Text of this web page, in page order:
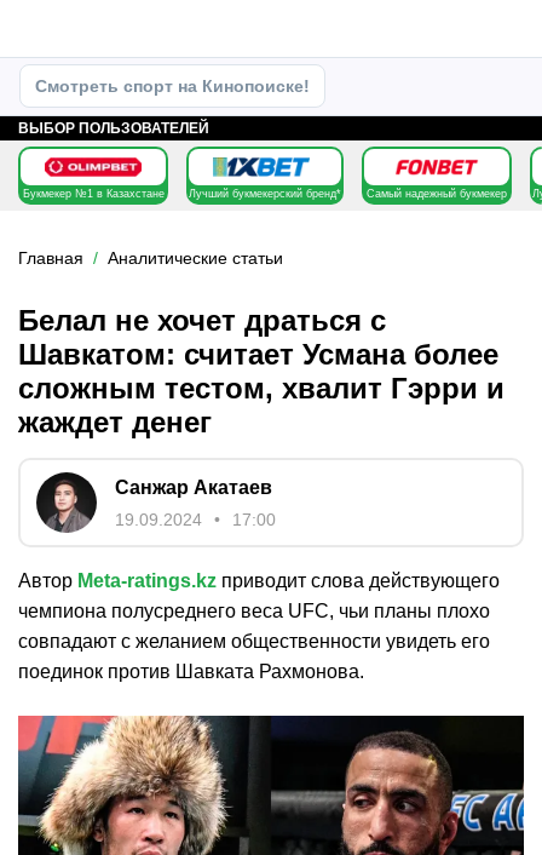
Смотреть спорт на Кинопоиске!
ВЫБОР ПОЛЬЗОВАТЕЛЕЙ
Букмекер №1 в Казахстане Лучший букмекерский бренд* Самый надежный букмекер
Главная Аналитические статьи
Белал не хочет драться с
Шавкатом: считает Усмана более
сложным тестом, хвалит Гэрри и
жаждет денег
Санжар Акатаев
19.09.2024 17:00
Автор Meta-ratings.kz приводит слова действующего
чемпиона полусреднего веса UFС, чьи планы плохо
совпадают с желанием общественности увидеть его
поединок против Шавката Рахмонова.